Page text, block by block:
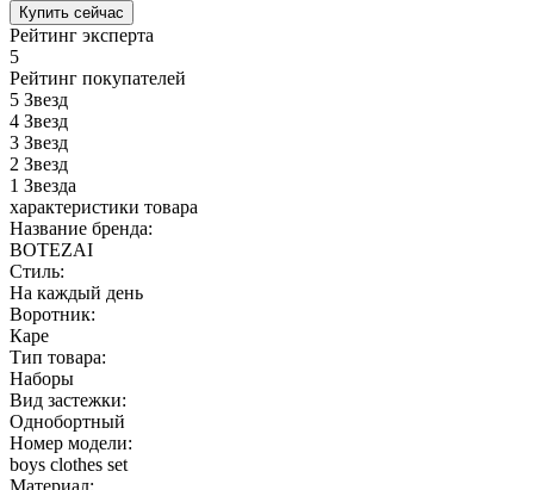
Купить сейчас
Рейтинг эксперта
5
Рейтинг покупателей
5 Звезд
4 Звезд
3 Звезд
2 Звезд
1 Звезда
характеристики товара
Название бренда:
BOTEZAI
Стиль:
На каждый день
Воротник:
Каре
Тип товара:
Наборы
Вид застежки:
Однобортный
Номер модели:
boys clothes set
Материал: